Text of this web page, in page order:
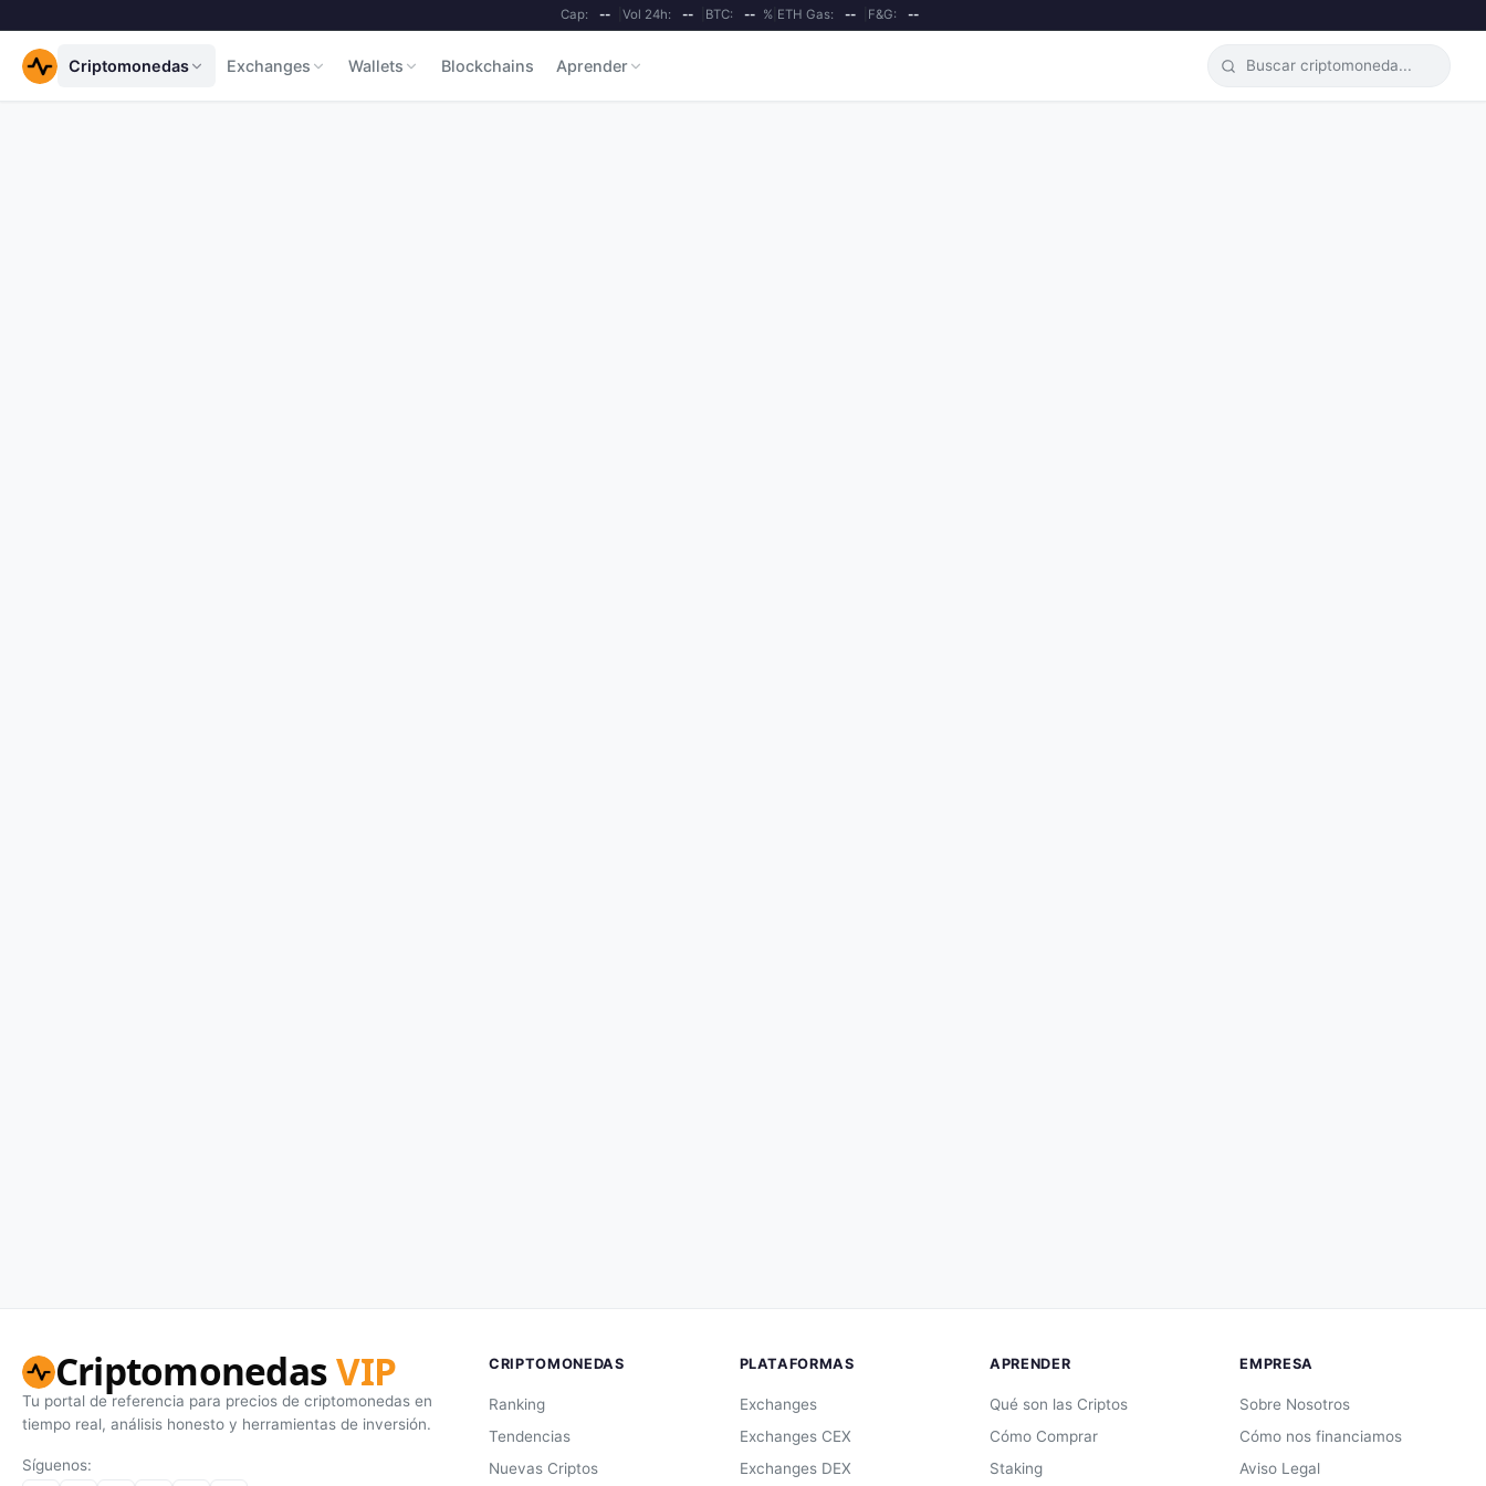
Cap: -- Vol 24h: -- BTC: -- %| ETH Gas: -- F&G: --
Criptomonedas Exchanges Wallets Blockchains Aprender
CriptomonedasVIP
Tu portal de referencia para precios de criptomonedas en
tiempo real, análisis honesto y herramientas de inversión.
Síguenos:
CRIPTOMONEDAS
Ranking
Tendencias
Nuevas Criptos
PLATAFORMAS
Exchanges
Exchanges CEX
Exchanges DEX
APRENDER
Qué son las Criptos
Cómo Comprar
Staking
EMPRESA
Sobre Nosotros
Cómo nos financiamos
Aviso Legal